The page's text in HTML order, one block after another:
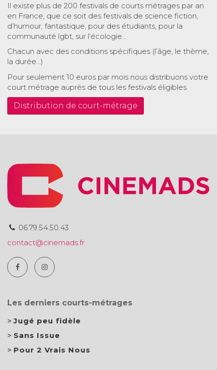
Il existe plus de 200 festivals de courts métrages par an
en France, que ce soit des festivals de science fiction,
d’humour, fantastique, pour des étudiants, pour la
communauté lgbt, sur l’écologie…
Chacun avec des conditions spécifiques (l’âge, le thème,
la durée…)
Pour seulement 10 euros par mois nous distribuons votre
court métrage auprès de tous les festivals éligibles.
Distribution de court-métrage
06.79.54.50.43
contact@cinemads.fr
Les derniers courts-métrages
Jugé peu fidèle
Sans Issue
Pour 2 Vrais Nous